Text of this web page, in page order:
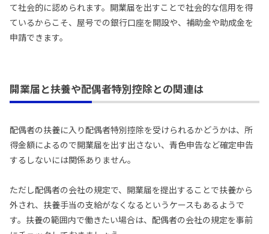
て社会的に認められます。開業届を出すことで社会的な信用を得
ているからこそ、屋号での銀行口座を開設や、補助金や助成金を
申請できます。
開業届と扶養や配偶者特別控除との関連は
配偶者の扶養に入り配偶者特別控除を受けられるかどうかは、所
得金額によるので開業届を出す出さない、青色申告など確定申告
するしないには関係ありません。
ただし配偶者の会社の規定で、開業届を提出することで扶養から
外され、扶養手当の支給がなくなるというケースもあるようで
す。扶養の範囲内で働きたい場合は、配偶者の会社の規定を事前